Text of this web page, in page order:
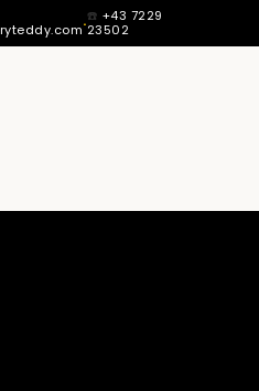
·☎️ +43 7229
23502